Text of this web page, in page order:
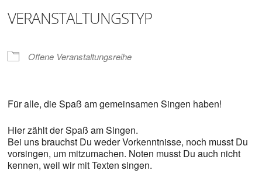
VERANSTALTUNGSTYP
Offene Veranstaltungsreihe
Für alle, die Spaß am gemeinsamen Singen haben!
Hier zählt der Spaß am Singen.
Bei uns brauchst Du weder Vorkenntnisse, noch musst Du
vorsingen, um mitzumachen. Noten musst Du auch nicht
kennen, weil wir mit Texten singen.